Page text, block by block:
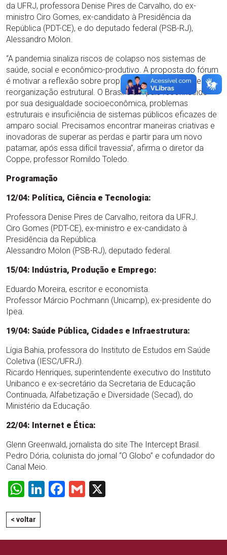
da UFRJ, professora Denise Pires de Carvalho, do ex-
ministro Ciro Gomes, ex-candidato à Presidência da
República (PDT-CE), e do deputado federal (PSB-RJ),
Alessandro Molon.
“A pandemia sinaliza riscos de colapso nos sistemas de
saúde, social e econômico-produtivo. A proposta do fórum
é motivar a reflexão sobre propostas e alternativas de
reorganização estrutural. O Brasil é um país reconhecido
por sua desigualdade socioeconômica, problemas
estruturais e insuficiência de sistemas públicos eficazes de
amparo social. Precisamos encontrar maneiras criativas e
inovadoras de superar as perdas e partir para um novo
patamar, após essa difícil travessia”, afirma o diretor da
Coppe, professor Romildo Toledo.
Programação
12/04: Política, Ciência e Tecnologia:
Professora Denise Pires de Carvalho, reitora da UFRJ.
Ciro Gomes (PDT-CE), ex-ministro e ex-candidato à
Presidência da República.
Alessandro Molon (PSB-RJ), deputado federal.
15/04: Indústria, Produção e Emprego:
Eduardo Moreira, escritor e economista.
Professor Márcio Pochmann (Unicamp), ex-presidente do
Ipea.
19/04: Saúde Pública, Cidades e Infraestrutura:
Lígia Bahia, professora do Instituto de Estudos em Saúde
Coletiva (IESC/UFRJ).
Ricardo Henriques, superintendente executivo do Instituto
Unibanco e ex-secretário da Secretaria de Educação
Continuada, Alfabetização e Diversidade (Secad), do
Ministério da Educação.
22/04: Internet e Ética:
Glenn Greenwald, jornalista do site The Intercept Brasil.
Pedro Dória, colunista do jornal “O Globo” e cofundador do
Canal Meio.
WhatsApp
LinkedIn
Facebook
Gmail
< voltar